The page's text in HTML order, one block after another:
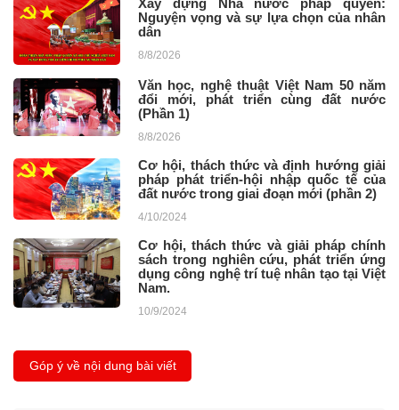
Nguyện vọng và sự lựa chọn của nhân
dân
8/8/2026
Văn học, nghệ thuật Việt Nam 50 năm
đổi mới, phát triển cùng đất nước
(Phần 1)
8/8/2026
Cơ hội, thách thức và định hướng giải
pháp phát triển-hội nhập quốc tế của
đất nước trong giai đoạn mới (phần 2)
4/10/2024
Cơ hội, thách thức và giải pháp chính
sách trong nghiên cứu, phát triển ứng
dụng công nghệ trí tuệ nhân tạo tại Việt
Nam.
10/9/2024
Góp ý về nội dung bài viết